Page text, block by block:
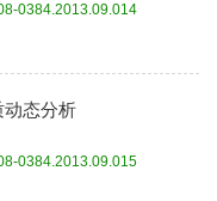
0384.2013.09.014
动态分析
0384.2013.09.015